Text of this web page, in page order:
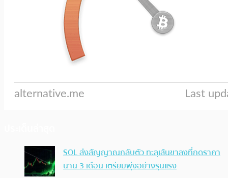
SOL ส่งสัญญาณกลับตัว ทะลุเส้นขาลงที่กดราคา
นาน 3 เดือน เตรียมพุ่งอย่างรุนแรง